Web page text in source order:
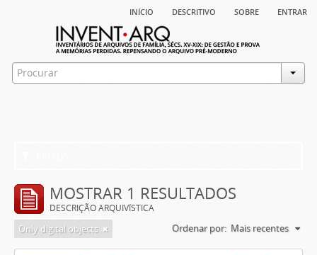
início descritivo sobre entrar
MOSTRAR 1 RESULTADOS
DESCRIÇÃO ARQUIVÍSTICA
Only digital objects Ordenar por: Mais recentes